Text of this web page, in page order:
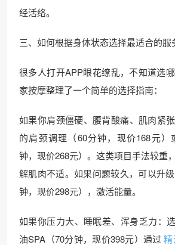
经活络。
三、如何根据身体状态选择最适合的
很多人打开APP眼花缭乱，不知道选
家按摩整理了一个简单的选择指南：
如果你肩颈僵硬、腰背酸痛、肌肉紧
的肩颈调理（60分钟，现价168元）
钟，现价268元）。这类项目手法较重
解肌肉不适。如果问题较久，可以升
钟，现价298元），激活能量。
如果你压力大、睡眠差、浑身乏力：
油SPA（70分钟，现价398元）通过